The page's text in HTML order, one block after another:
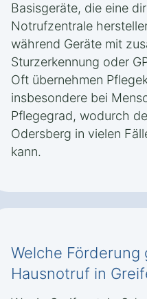
Basisgeräte, die eine
Notrufzentrale
während Geräte mit
Sturzerkennung oder
Oft übernehmen
insbesondere bei
Pflegegrad, wodurch
Odersberg in vielen
kann.
Welche
Hausnotruf in